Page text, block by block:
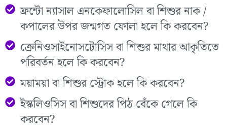
ফ্রন্টো ন্যাসাল এনকেফালোসিল বা শিশুর নাক /
কপালের উপর জন্মগত ফোলা হলে কি করবেন?
ক্রেনিওসাইনোসটোসিস বা শিশুর মাথার আকৃতিতে
পরিবর্তন হলে কি করবেন?
ময়াময়া বা শিশুর স্ট্রোক হলে কি করবেন?
ইস্কলিওসিস বা শিশুদের পিঠ বেঁকে গেলে কি
করবেন?